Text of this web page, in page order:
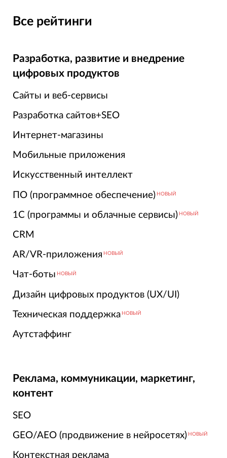
Все рейтинги
Разработка, развитие и внедрение
цифровых продуктов
Сайты и веб-сервисы
Разработка сайтов+SEO
Интернет-магазины
Мобильные приложения
Искусственный интеллект
ПО (программное обеспечение) НОВЫЙ
1С (программы и облачные сервисы) НОВЫЙ
CRM
AR/VR-приложения НОВЫЙ
Чат-боты НОВЫЙ
Дизайн цифровых продуктов (UX/UI)
Техническая поддержка НОВЫЙ
Аутстаффинг
Реклама, коммуникации, маркетинг,
контент
SEO
GEO/AEO (продвижение в нейросетях) НОВЫЙ
Контекстная реклама